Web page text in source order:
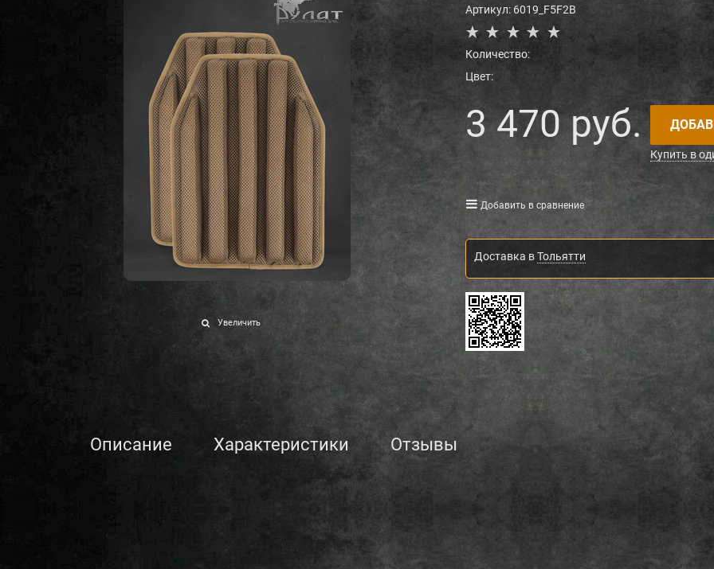
Увеличить
Артикул: 6019_F5F2B
Количество:
Цвет:
3 470 руб.
Купить в
Добавить в сравнение
Доставка вТольятти
Описание Характеристики Отзывы